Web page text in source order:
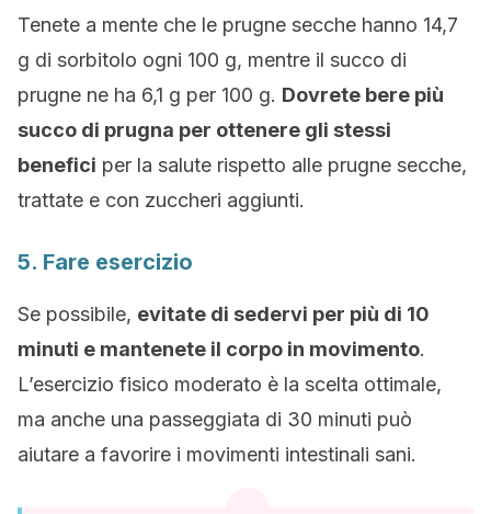
Tenete a mente che le prugne secche hanno 14,7
g di sorbitolo ogni 100 g, mentre il succo di
prugne ne ha 6,1 g per 100 g. Dovrete bere più
succo di prugna per ottenere gli stessi
benefici per la salute rispetto alle prugne secche,
trattate e con zuccheri aggiunti.
5. Fare esercizio
Se possibile, evitate di sedervi per più di 10
minuti e mantenete il corpo in movimento.
L’esercizio fisico moderato è la scelta ottimale,
ma anche una passeggiata di 30 minuti può
aiutare a favorire i movimenti intestinali sani.